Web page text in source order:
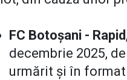
FC Botoșani - Rapid
decembrie 2025,
urmărit și în